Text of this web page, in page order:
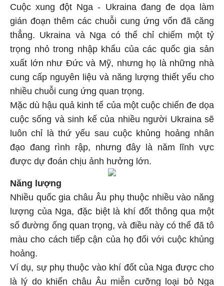
Cuộc xung đột Nga - Ukraina đang đe dọa làm
gián đoạn thêm các chuỗi cung ứng vốn đã căng
thẳng. Ukraina và Nga có thể chỉ chiếm một tỷ
trọng nhỏ trong nhập khẩu của các quốc gia sản
xuất lớn như Đức và Mỹ, nhưng họ là những nhà
cung cấp nguyên liệu và năng lượng thiết yếu cho
nhiều chuỗi cung ứng quan trọng.
Mặc dù hậu quả kinh tế của một cuộc chiến đe dọa
cuộc sống và sinh kế của nhiều người Ukraina sẽ
luôn chỉ là thứ yếu sau cuộc khủng hoảng nhân
đạo đang rình rập, nhưng đây là năm lĩnh vực
được dự đoán chịu ảnh hưởng lớn.
Năng lượng
Nhiều quốc gia châu Âu phụ thuộc nhiều vào năng
lượng của Nga, đặc biệt là khí đốt thông qua một
số đường ống quan trọng, và điều này có thể đã tô
màu cho cách tiếp cận của họ đối với cuộc khủng
hoảng.
Ví dụ, sự phụ thuộc vào khí đốt của Nga được cho
là lý do khiến châu Âu miễn cưỡng loại bỏ Nga